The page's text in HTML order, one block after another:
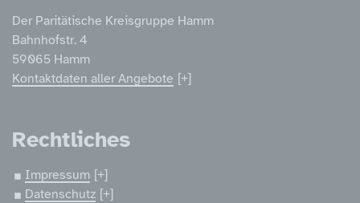
Der Paritätische Kreisgruppe Hamm
Bahnhofstr. 4
59065 Hamm
Kontaktdaten aller Angebote
Rechtliches
Impressum
Datenschutz